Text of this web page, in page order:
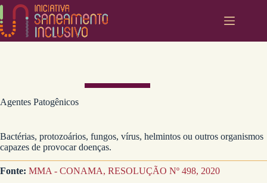
Pular
o
conteúdo
Agentes Patogênicos
Bactérias, protozoários, fungos, vírus, helmintos ou outros organismos
capazes de provocar doenças.
Fonte: MMA - CONAMA, RESOLUÇÃO Nº 498, 2020